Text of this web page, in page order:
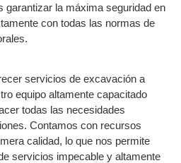
garantizar la máxima seguridad en
con todas las normas de
servicios de excavación a
equipo altamente capacitado
todas las necesidades
Contamos con recursos
calidad, lo que nos permite
servicios impecable y altamente